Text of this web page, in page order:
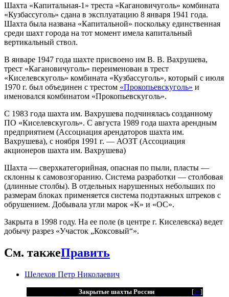
Шахта «Капитальная-1» треста «Кагановичуголь» комбината
«Кузбассуголь» сдана в эксплуатацию 8 января 1941 года.
Шахта была названа «Капитальной» поскольку единственная
среди шахт города на тот момент имела капитальный
вертикальный ствол.
В январе 1947 года шахте присвоено им В. В. Вахрушева,
трест «Кагановичуголь» переименован в трест
«Киселевскуголь» комбината «Кузбассуголь», который с июля
1970 г. был объединен с трестом «Прокопьевскуголь» и
именовался комбинатом «Прокопьевскуголь».
С 1983 года шахта им. Вахрушева подчинялась созданному
ПО «Киселевскуголь». С августа 1989 года шахта арендным
предприятием (Ассоциация арендаторов шахта им.
Вахрушева), с ноября 1991 г. — АОЗТ (Ассоциация
акционеров шахта им. Вахрушева)
Шахта — сверхкатегорийная, опасная по пыли, пласты —
склонны к самовозгоранию. Система разработки — столбовая
(длинные столбы). В отдельных нарушенных небольших по
размерам блоках применяется система подэтажных штреков с
обрушением. Добывала угли марок «К» и «ОС».
Закрыта в 1998 году. На ее поле (в центре г. Киселевска) ведет
добычу разрез «Участок „Коксовый“».
См. такжеПравить
Шелехов Петр Николаевич
[+ ]
Закрытые шахты России